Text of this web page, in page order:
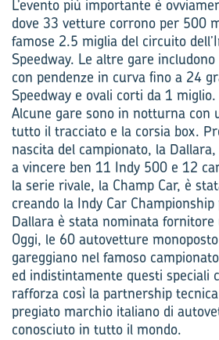
L’evento più importante è
dove 33 vetture corrono per 500
famose 2.5 miglia del circuito
Speedway. Le altre gare
con pendenze in curva fino a 24
Speedway e ovali corti da 1 miglio.
Alcune gare sono in notturna con
tutto il tracciato e la corsia box.
nascita del campionato, la
a vincere ben 11 Indy 500 e 12
la serie rivale, la Champ Car, è
creando la Indy Car
Dallara è stata nominata fornitore
Oggi, le 60 autovetture
gareggiano nel famoso
ed indistintamente questi speciali
rafforza così la partnership
pregiato marchio italiano di
conosciuto in tutto il mondo.